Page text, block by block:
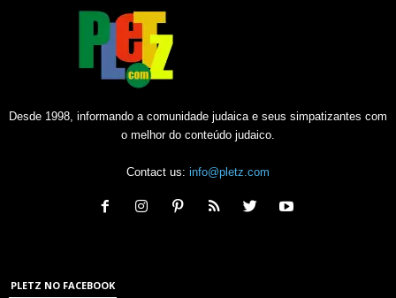
Desde 1998, informando a comunidade judaica e seus simpatizantes com
o melhor do conteúdo judaico.
Contact us: info@pletz.com
PLETZ NO FACEBOOK